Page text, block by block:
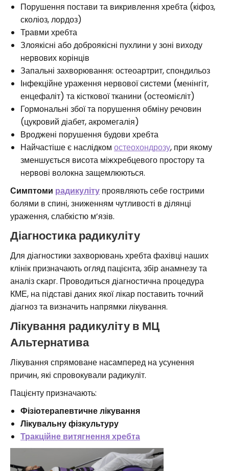
Порушення постави та викривлення хребта (кіфоз,
сколіоз, лордоз)
Травми хребта
Злоякісні або доброякісні пухлини у зоні виходу
нервових корінців
Запальні захворювання: остеоартрит, спондильоз
Інфекційне ураження нервової системи (менінгіт,
енцефаліт) та кісткової тканини (остеомієліт)
Гормональні збої та порушення обміну речовин
(цукровий діабет, акромегалія)
Вроджені порушення будови хребта
Найчастіше є наслідком остеохондрозу, при якому
зменшується висота міжхребцевого простору та
нервові волокна защемлюються.
Симптоми радикуліту проявляють себе гострими
болями в спині, зниженням чутливості в ділянці
ураження, слабкістю м’язів.
Діагностика радикуліту
Для діагностики захворювань хребта фахівці наших
клінік призначають огляд пацієнта, збір анамнезу та
аналіз скарг. Проводиться діагностична процедура
КМЕ, на підставі даних якої лікар поставить точний
діагноз та визначить напрямки лікування.
Лікування радикуліту в МЦ
Альтернатива
Лікування спрямоване насамперед на усунення
причин, які спровокували радикуліт.
Пацієнту призначають:
Фізіотерапевтичне лікування
Лікувальну фізкультуру
Тракційне витягнення хребта